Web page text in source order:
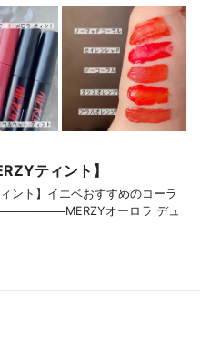
ティント】
ント】イエベおすすめのコーラ
オーロラ デュ